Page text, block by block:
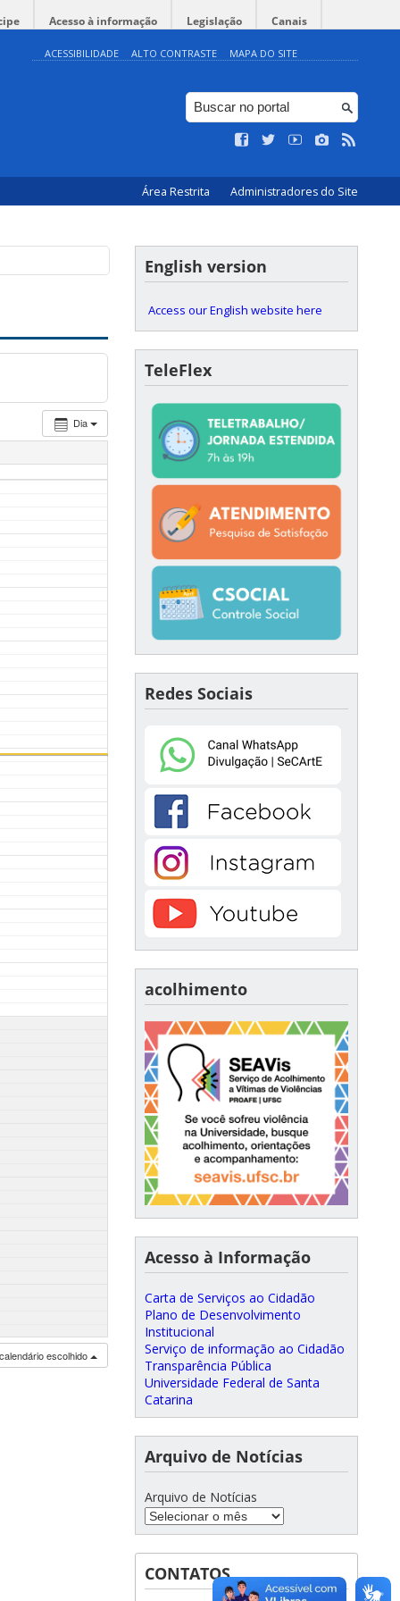
Acesso à informação Legislação Canais
ACESSIBILIDADE ALTO CONTRASTE MAPA DO SITE
Área Restrita Administradores do Site
Dia
escolhido
English version
Access our English website here
TeleFlex
Redes Sociais
acolhimento
Acesso à Informação
Carta de Serviços ao Cidadão
Plano de Desenvolvimento
Institucional
Serviço de informação ao Cidadão
Transparência Pública
Universidade Federal de Santa
Catarina
Arquivo de Notícias
Arquivo de Notícias
CONTATOS